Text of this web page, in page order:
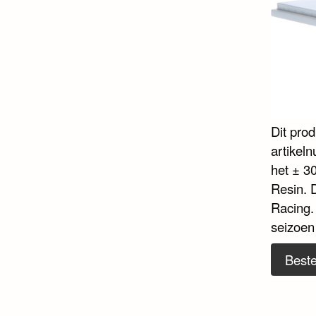
Dit
het ±
Resin.